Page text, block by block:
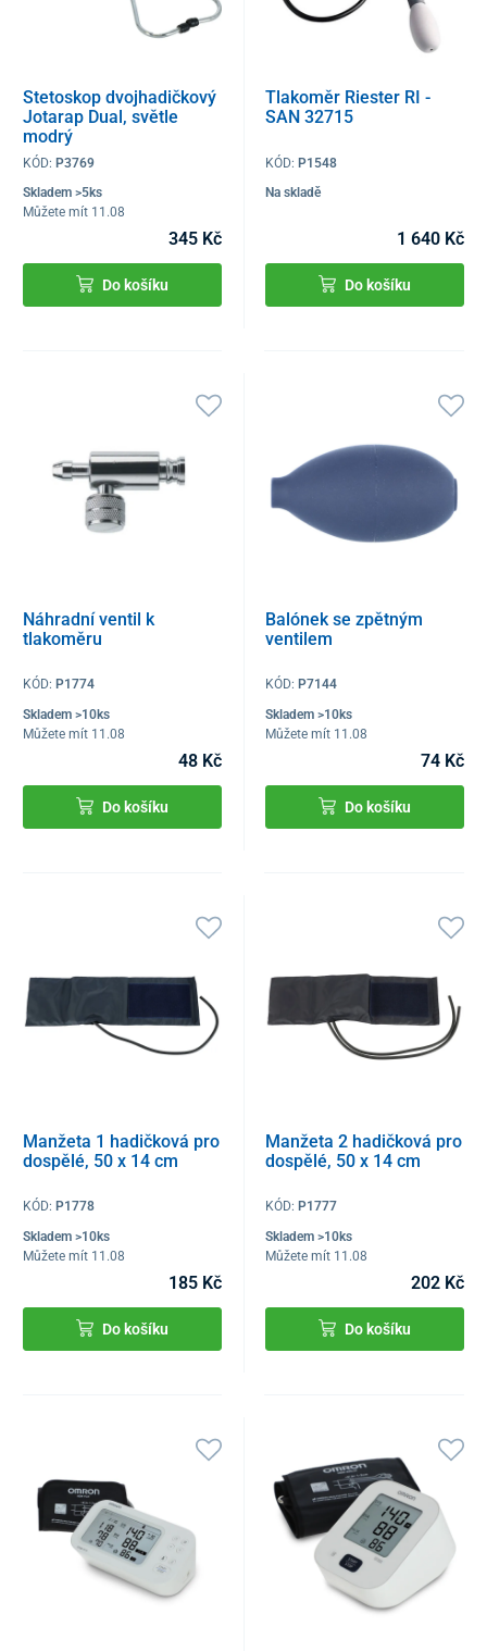
Stetoskop dvojhadičkový
Jotarap Dual, světle
modrý
KÓD: P3769
Skladem >5ks
Můžete mít 11.08
345 Kč
Do košíku
Tlakoměr Riester RI -
SAN 32715
KÓD:P1548
Na skladě
1 640 Kč
Do košíku
Náhradní ventil k
tlakoměru
KÓD: P1774
Skladem >10ks
Můžete mít 11.08
48 Kč
Do košíku
Balónek se zpětným
ventilem
KÓD: P7144
Skladem >10ks
Můžete mít 11.08
74 Kč
Do košíku
Manžeta 1 hadičková pro
dospělé, 50 x 14 cm
KÓD: P1778
Skladem >10ks
Můžete mít 11.08
185 Kč
Do košíku
Manžeta 2 hadičková pro
dospělé, 50 x 14 cm
KÓD: P1777
Skladem >10ks
Můžete mít 11.08
202 Kč
Do košíku